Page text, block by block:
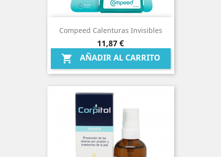
Compeed Calenturas Invisibles
Precio
11,87 €
 AÑADIR AL CARRITO